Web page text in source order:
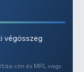
végösszeg
cím és MPL vagy